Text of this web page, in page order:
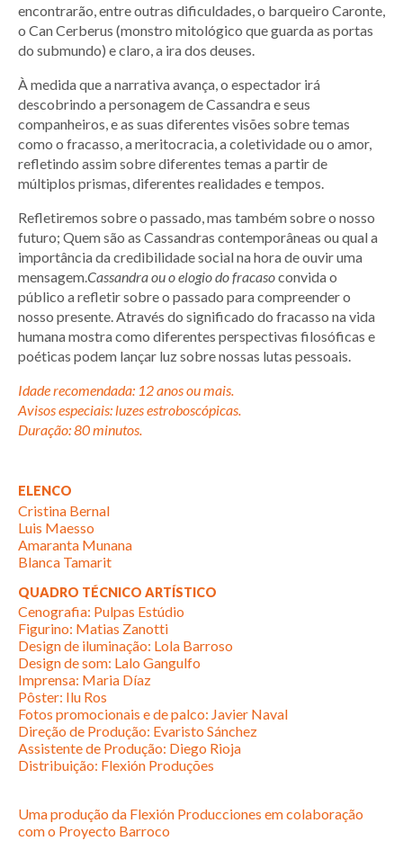
encontrarão, entre outras dificuldades, o barqueiro Caronte,
o Can Cerberus (monstro mitológico que guarda as portas
do submundo) e claro, a ira dos deuses.
À medida que a narrativa avança, o espectador irá
descobrindo a personagem de Cassandra e seus
companheiros, e as suas diferentes visões sobre temas
como o fracasso, a meritocracia, a coletividade ou o amor,
refletindo assim sobre diferentes temas a partir de
múltiplos prismas, diferentes realidades e tempos.
Refletiremos sobre o passado, mas também sobre o nosso
futuro; Quem são as Cassandras contemporâneas ou qual a
importância da credibilidade social na hora de ouvir uma
mensagem.Cassandra ou o elogio do fracasoconvida o
público a refletir sobre o passado para compreender o
nosso presente. Através do significado do fracasso na vida
humana mostra como diferentes perspectivas filosóficas e
poéticas podem lançar luz sobre nossas lutas pessoais.
Idade recomendada: 12 anos ou mais.
Avisos especiais: luzes estroboscópicas.
Duração: 80 minutos.
ELENCO
Cristina Bernal
Luis Maesso
Amaranta Munana
Blanca Tamarit
QUADRO TÉCNICO ARTÍSTICO
Cenografia: Pulpas Estúdio
Figurino: Matias Zanotti
Design de iluminação: Lola Barroso
Design de som: Lalo Gangulfo
Imprensa: Maria Díaz
Pôster: Ilu Ros
Fotos promocionais e de palco: Javier Naval
Direção de Produção: Evaristo Sánchez
Assistente de Produção: Diego Rioja
Distribuição: Flexión Produções
Uma produção da Flexión Producciones em colaboração
com o Proyecto Barroco